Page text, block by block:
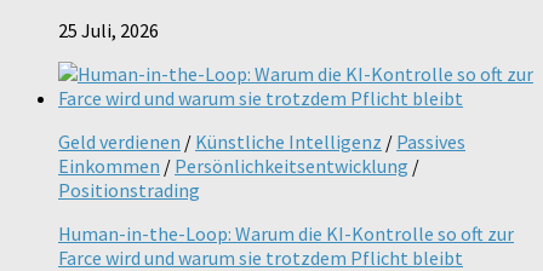
25 Juli, 2026
Geld verdienen / Künstliche Intelligenz / Passives
Einkommen / Persönlichkeitsentwicklung /
Positionstrading
Human-in-the-Loop: Warum die KI-Kontrolle so oft zur
Farce wird und warum sie trotzdem Pflicht bleibt